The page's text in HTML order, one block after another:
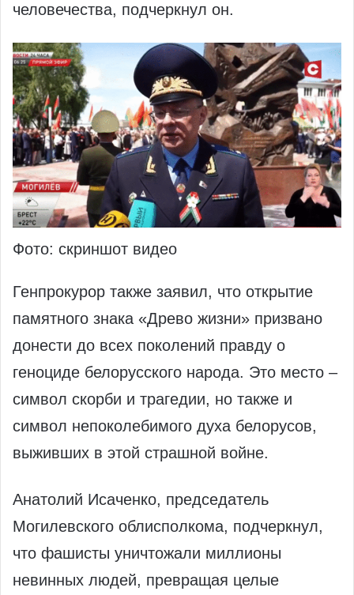
человечества, подчеркнул он.
Фото: скриншот видео
Генпрокурор также заявил, что открытие
памятного знака «Древо жизни» призвано
донести до всех поколений правду о
геноциде белорусского народа. Это место –
символ скорби и трагедии, но также и
символ непоколебимого духа белорусов,
выживших в этой страшной войне.
Анатолий Исаченко, председатель
Могилевского облисполкома, подчеркнул,
что фашисты уничтожали миллионы
невинных людей, превращая целые